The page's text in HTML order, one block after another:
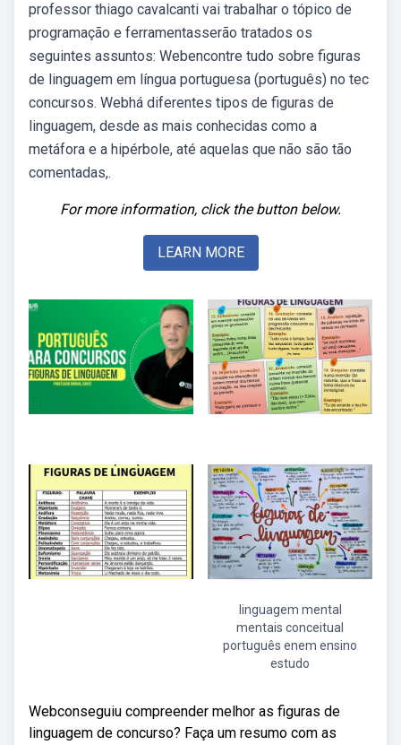
professor thiago cavalcanti vai trabalhar o tópico de
programação e ferramentasserão tratados os
seguintes assuntos: Webencontre tudo sobre figuras
de linguagem em língua portuguesa (português) no tec
concursos. Webhá diferentes tipos de figuras de
linguagem, desde as mais conhecidas como a
metáfora e a hipérbole, até aquelas que não são tão
comentadas,.
For more information, click the button below.
LEARN MORE
linguagem mental
mentais conceitual
português enem ensino
estudo
Webconseguiu compreender melhor as figuras de
linguagem de concurso? Faça um resumo com as